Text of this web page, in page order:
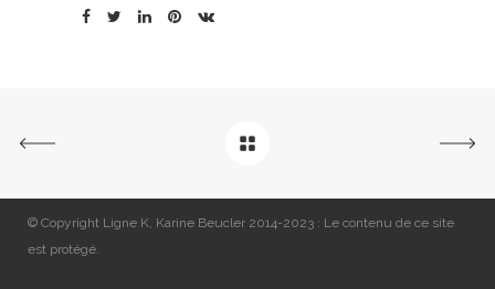
© Copyright Ligne K, Karine Beucler 2014-2023 : Le contenu de ce site
est protégé.